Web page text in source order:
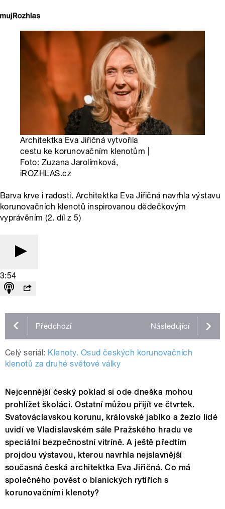
Architektka Eva Jiřičná vytvořila
cestu ke korunovačním klenotům |
Foto: Zuzana Jarolímková,
iROZHLAS.cz
Barva krve i radosti. Architektka Eva Jiřičná navrhla výstavu
korunovačních klenotů inspirovanou dědečkovým
vyprávěním (2. díl z 5)
3:54
Předchozí Následující
Celý seriál: Klenoty. Osud českých korunovačních
klenotů za druhé světové války
Nejcennější český poklad si ode dneška mohou
prohlížet školáci. Ostatní můžou přijít ve čtvrtek.
Svatováclavskou korunu, královské jablko a žezlo lidé
uvidí ve Vladislavském sále Pražského hradu ve
speciální bezpečnostní vitríně. A ještě předtím
projdou výstavou, kterou navrhla nejslavnější
současná česká architektka Eva Jiřičná. Co má
společného pověst o blanických rytířích s
korunovačními klenoty?